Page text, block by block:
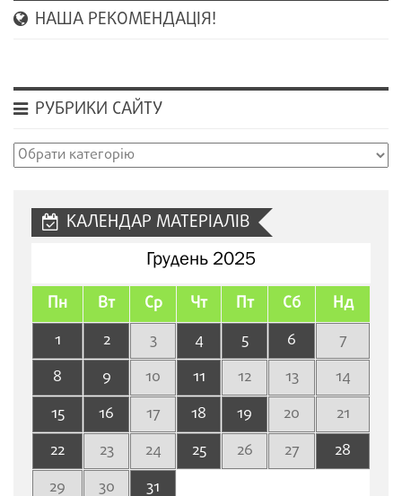
НАША РЕКОМЕНДАЦІЯ!
РУБРИКИ САЙТУ
Рубрики
КАЛЕНДАР МАТЕРІАЛІВ
Грудень 2025
Пн Вт Ср Чт Пт Сб Нд
1 2 3 4 5 6
7
8
9 10 11 12 13
14
15
16 17 18 19 20
21
22
23 24 25 26 27
28
29
30 31